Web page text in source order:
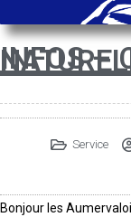
INFOS –
Service
Bonjour les